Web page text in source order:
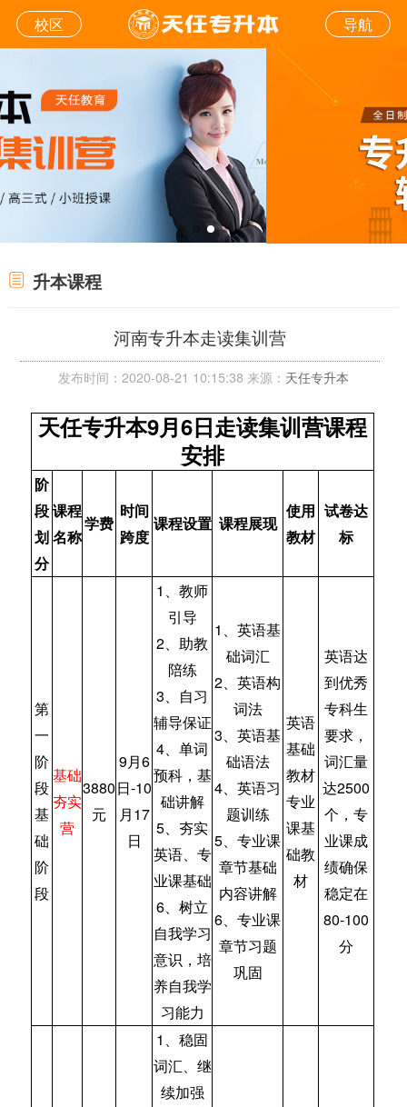
校区 导航
升本课程
河南专升本走读集训营
发布时间：2020-08-21 10:15:38 来源： 天任专升本
天任专升本9月6日走读集训营课程
安排
阶
段
划
分
课程
名称
学费
时间
跨度
课程设置 课程展现
使用
教材
试卷达
标
第
一
阶
段
基
础
阶
段
基础
夯实
营
3880
元
9月6
日-10
月17
日
1、教师
引导
2、助教
陪练
3、自习
辅导保证
4、单词
预科，基
础讲解
5、夯实
英语、专
业课基础
6、树立
自我学习
意识，培
养自我学
习能力
1、英语基
础词汇
2、英语构
词法
3、英语基
础语法
4、英语习
题训练
5、专业课
章节基础
内容讲解
6、专业课
章节习题
巩固
英语
基础
教材
专业
课基
础教
材
英语达
到优秀
专科生
要求，
词汇量
达2500
个，专
业课成
绩确保
稳定在
80-100
分
1、稳固
词汇、继
续加强